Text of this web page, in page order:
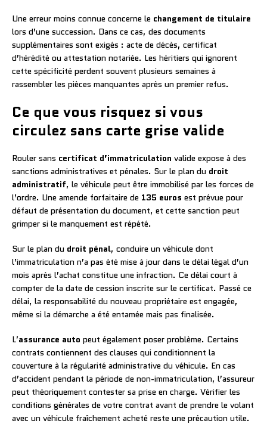
Une erreur moins connue concerne le changement de titulaire
lors d’une succession. Dans ce cas, des documents
supplémentaires sont exigés : acte de décès, certificat
d’hérédité ou attestation notariée. Les héritiers qui ignorent
cette spécificité perdent souvent plusieurs semaines à
rassembler les pièces manquantes après un premier refus.
Ce que vous risquez si vous
circulez sans carte grise valide
Rouler sans certificat d’immatriculation valide expose à des
sanctions administratives et pénales. Sur le plan du droit
administratif, le véhicule peut être immobilisé par les forces de
l’ordre. Une amende forfaitaire de 135 euros est prévue pour
défaut de présentation du document, et cette sanction peut
grimper si le manquement est répété.
Sur le plan du droit pénal, conduire un véhicule dont
l’immatriculation n’a pas été mise à jour dans le délai légal d’un
mois après l’achat constitue une infraction. Ce délai court à
compter de la date de cession inscrite sur le certificat. Passé ce
délai, la responsabilité du nouveau propriétaire est engagée,
même si la démarche a été entamée mais pas finalisée.
L’assurance auto peut également poser problème. Certains
contrats contiennent des clauses qui conditionnent la
couverture à la régularité administrative du véhicule. En cas
d’accident pendant la période de non-immatriculation, l’assureur
peut théoriquement contester sa prise en charge. Vérifier les
conditions générales de votre contrat avant de prendre le volant
avec un véhicule fraîchement acheté reste une précaution utile.